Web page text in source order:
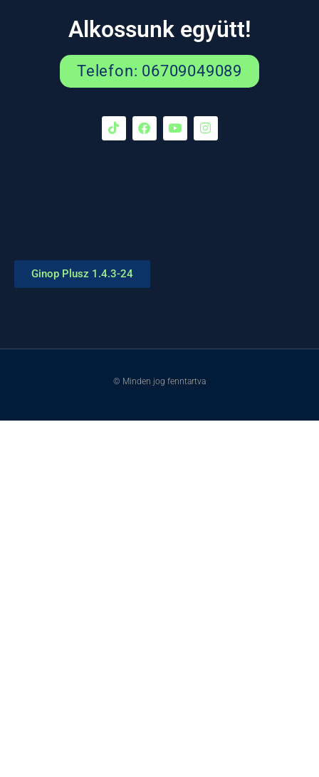
Alkossunk együtt!
Telefon: 06709049089
Ginop Plusz 1.4.3-24
© Minden jog fenntartva